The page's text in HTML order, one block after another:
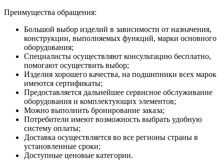
Преимущества обращения:
Большой выбор изделий в зависимости от назначения,
конструкции, выполняемых функций, марки основного
оборудования;
Специалисты осуществляют консультацию бесплатно,
помогают осуществить выбор;
Изделия хорошего качества, на подшипники всех марок
имеются сертификаты;
Предоставляется дальнейшее сервисное обслуживание
оборудования и комплектующих элементов;
Можно выполнить бронирование заказа;
Потребители имеют возможность выбрать удобную
систему оплаты;
Доставка осуществляется во все регионы страны в
установленные сроки;
Доступные ценовые категории.